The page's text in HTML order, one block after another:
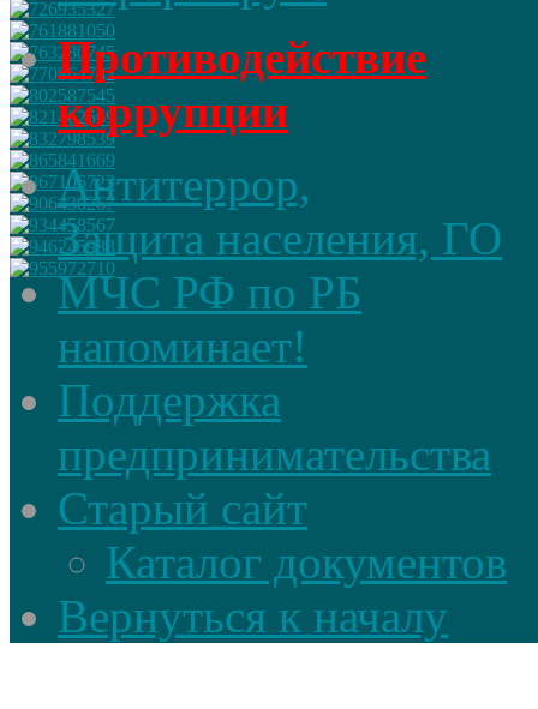
Противодействие
коррупции
Антитеррор,
Защита населения, ГО
МЧС РФ по РБ
напоминает!
Поддержка
предпринимательства
Старый сайт
Каталог документов
Вернуться к началу